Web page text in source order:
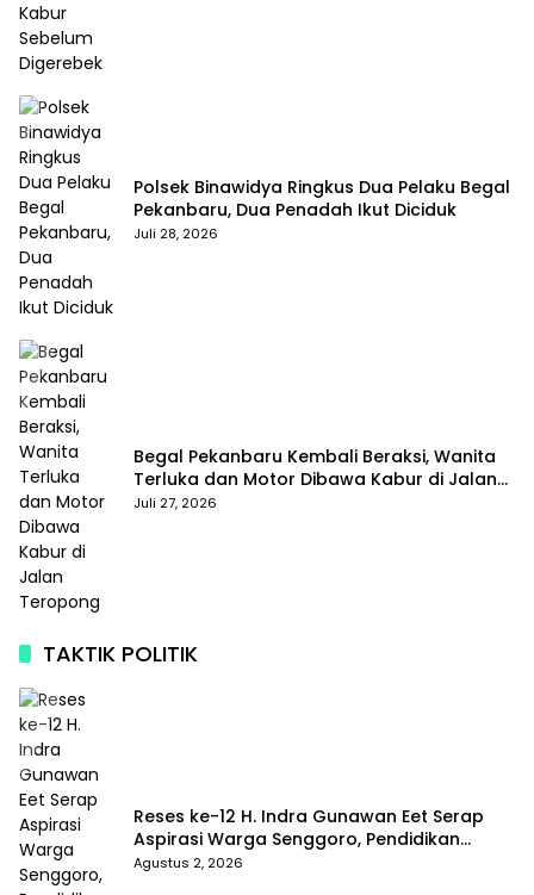
Polsek Binawidya Ringkus Dua Pelaku Begal
Pekanbaru, Dua Penadah Ikut Diciduk
Juli 28, 2026
Begal Pekanbaru Kembali Beraksi, Wanita
Terluka dan Motor Dibawa Kabur di Jalan
Teropong
Juli 27, 2026
TAKTIK POLITIK
Reses ke-12 H. Indra Gunawan Eet Serap
Aspirasi Warga Senggoro, Pendidikan
hingga BPJS Jadi Sorotan
Agustus 2, 2026